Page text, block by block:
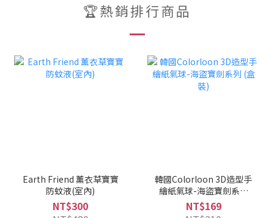
🏆熱銷排行商品
Earth Friend 薰衣草寶寶
防蚊液(室內)
NT$300
韓國Colorloon 3D造型手
繪紙氣球-海盜寶劍系列
(盒裝)
NT$169